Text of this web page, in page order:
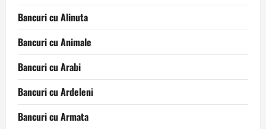
Bancuri cu Alinuta
Bancuri cu Animale
Bancuri cu Arabi
Bancuri cu Ardeleni
Bancuri cu Armata